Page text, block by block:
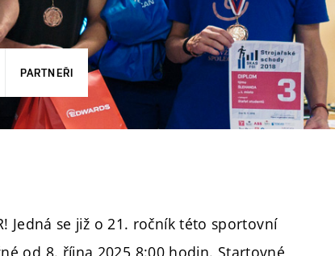
PARTNEŘI
Jedná se již o 21. ročník této sportovní
od 8. října 2025 8:00 hodin. Startovné